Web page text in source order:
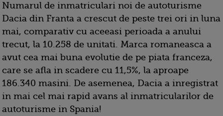
Numarul de inmatriculari noi de autoturisme
Dacia din Franta a crescut de peste trei ori in luna
mai, comparativ cu aceeasi perioada a anului
trecut, la 10.258 de unitati. Marca romaneasca a
avut cea mai buna evolutie de pe piata franceza,
care se afla in scadere cu 11,5%, la aproape
186.340 masini. De asemenea, Dacia a inregistrat
in mai cel mai rapid avans al inmatricularilor de
autoturisme in Spania!